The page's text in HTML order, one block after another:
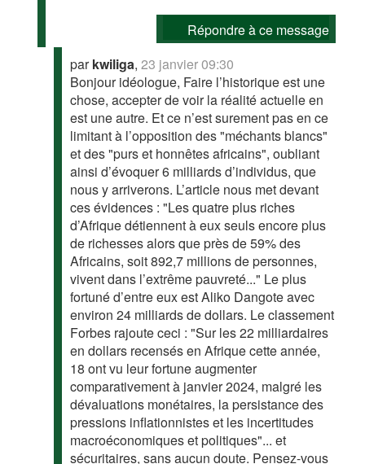
Répondre à ce message
parkwiliga,23 janvier 09:30
Bonjour idéologue, Faire l’historique est une
chose, accepter de voir la réalité actuelle en
est une autre. Et ce n’est surement pas en ce
limitant à l’opposition des "méchants blancs"
et des "purs et honnêtes africains", oubliant
ainsi d’évoquer 6 milliards d’individus, que
nous y arriverons. L’article nous met devant
ces évidences : "Les quatre plus riches
d’Afrique détiennent à eux seuls encore plus
de richesses alors que près de 59% des
Africains, soit 892,7 millions de personnes,
vivent dans l’extrême pauvreté..." Le plus
fortuné d’entre eux est Aliko Dangote avec
environ 24 milliards de dollars. Le classement
Forbes rajoute ceci : "Sur les 22 milliardaires
en dollars recensés en Afrique cette année,
18 ont vu leur fortune augmenter
comparativement à janvier 2024, malgré les
dévaluations monétaires, la persistance des
pressions inflationnistes et les incertitudes
macroéconomiques et politiques"... et
sécuritaires, sans aucun doute. Pensez-vous